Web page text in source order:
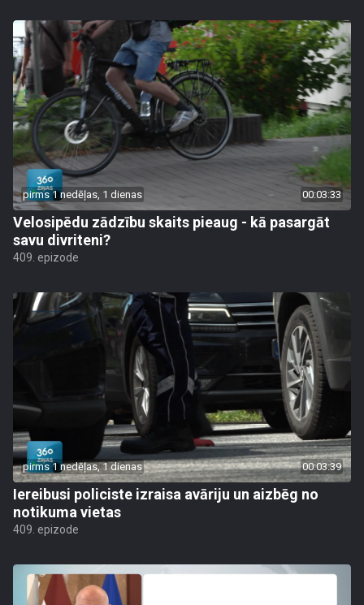
pirms 1 nedēļas, 1 dienas 00:03:33
Velosipēdu zādzību skaits pieaug - kā pasargāt
savu divriteni?
409. epizode
pirms 1 nedēļas, 1 dienas 00:03:39
Iereibusi policiste izraisa avāriju un aizbēg no
notikuma vietas
409. epizode